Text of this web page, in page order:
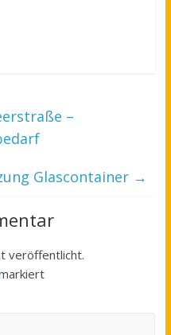
–
Glascontainer →
veröffentlicht.